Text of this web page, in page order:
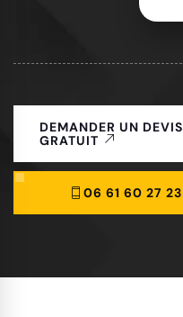
DEMANDER UN DEVIS
GRATUIT
06 61 60 27 23